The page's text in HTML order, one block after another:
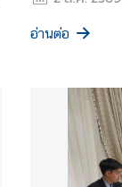
อ่านต่อ